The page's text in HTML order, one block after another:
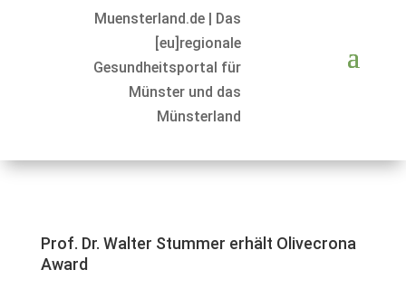
Prof. Dr. Walter Stummer erhält Olivecrona
Award